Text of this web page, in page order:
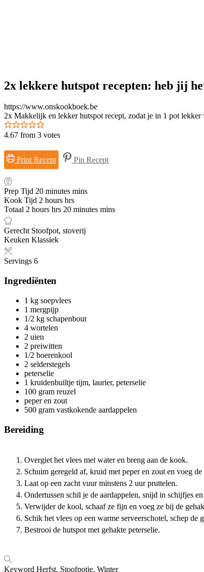
2x lekkere hutspot recepten: heb jij
https://www.onskookboek.be
2x Makkelijk en lekker hutspot recept, zodat je in 1 pot lekker
4.67 from 3 votes
Print Recept Pin Recept
Prep Tijd 20 minutes mins
Kook Tijd 2 hours hrs
Totaal 2 hours hrs 20 minutes mins
Gerecht Stoofpot, stoverij
Keuken Klassiek
Servings 6
Ingrediënten
1 kg soepvlees
1 mergpijp
1/2 kg schapenbout
4 wortelen
2 uien
2 preiwitten
1/2 boerenkool
2 selderstegels
peterselie
1 kruidenbuiltje tijm, laurier, peterselie
100 gram reuzel
peper en zout
500 gram vastkokende aardappelen
Bereiding
Overgiet het vlees met water en breng aan de kook.
Schuim geregeld af, kruid met peper en zout en voeg
Laat op een zacht vuur minstens 2 uur pruttelen.
Ondertussen schil je de aardappelen, snijd in schijfjes
Verwijder de kool, schaaf ze fijn en voeg ze bij de
Schik het vlees op een warme serveerschotel, schep
Bestrooi de hutspot met gehakte peterselie.
Keyword Herfst, Stoofpotje, Winter